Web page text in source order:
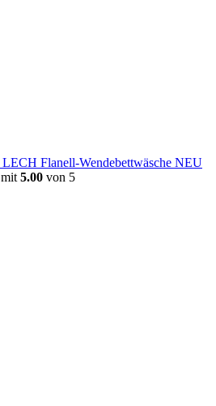
LECH Flanell-Wendebettwäsche NEU
5.00 von 5